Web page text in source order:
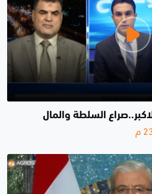
السلطة والمال